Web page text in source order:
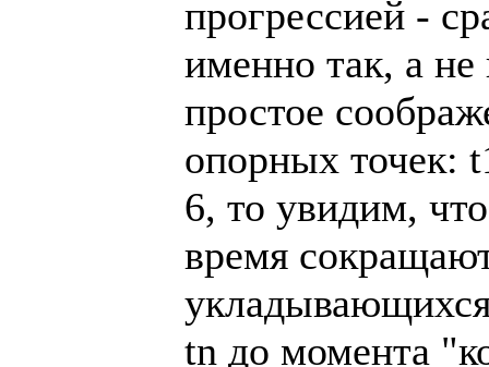
прогрессией -
именно так, а
простое
опорных точек:
6, то увидим,
время
tn до момента